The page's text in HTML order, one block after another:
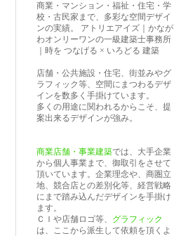
商業・マンション・福祉・住宅・学
校・古民家まで、多彩な空間デザイ
ンの実績。 アトリエアイズ｜かなが
わオンリーワンの一級建築士事務所
｜時を つなげる × いろどる 建築
店舗・公共施設・住宅、街並みやグ
ラフィック等、空間にまつわるデザ
インを数多く手掛けています。
多くの用途に関われるからこそ、提
案出来るデザインが強み。
商業店舗・事業建築では、大手企業
から個人事業まで、御取引をさせて
頂いています。企業理念や、商圏立
地、競合店との差別化等、経営戦略
にまで踏み込んだデザインを手掛け
ます。
ＣＩや店舗ロゴ等、 グラフィック
は、ここから派生して依頼を頂くよ